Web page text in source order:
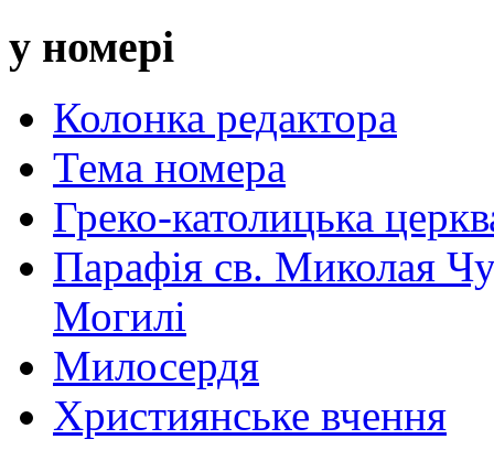
у номері
Колонка редактора
Тема номера
Греко-католицька
Парафія св. Миколая
Могилі
Милосердя
Християнське вчення